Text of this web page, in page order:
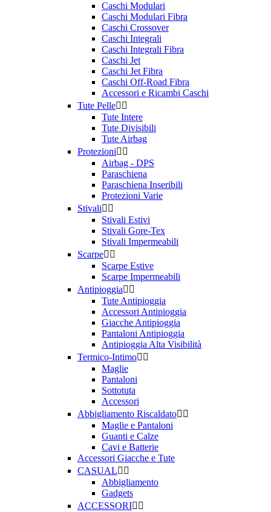
$
16
Caschi Modulari
Caschi Modulari Fibra
Caschi Crossover
Caschi Integrali
Caschi Integrali Fibra
Caschi Jet
Caschi Jet Fibra
Caschi Off-Road Fibra
Accessori e Ricambi Caschi
Tute Pelle 
Tute Intere
Tute Divisibili
Tute Airbag
Protezioni 
Airbag - DPS
Paraschiena
Paraschiena Inseribili
Protezioni Varie
Stivali 
Stivali Estivi
Stivali Gore-Tex
Stivali Impermeabili
Scarpe 
Scarpe Estive
Scarpe Impermeabili
Antipioggia 
Tute Antipioggia
Accessori Antipioggia
Giacche Antipioggia
Pantaloni Antipioggia
Antipioggia Alta Visibilità
Termico-Intimo 
Maglie
Pantaloni
Sottotuta
Accessori
Abbigliamento Riscaldato 
Maglie e Pantaloni
Guanti e Calze
Cavi e Batterie
Accessori Giacche e Tute
CASUAL 
Abbigliamento
Gadgets
ACCESSORI 